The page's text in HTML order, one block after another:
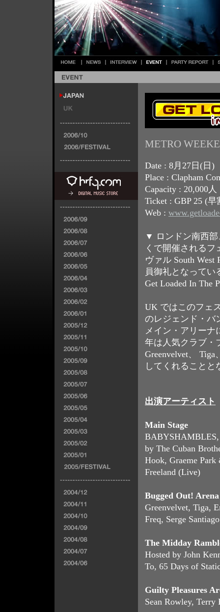
METRO
Date : 8月27日(日)
Place : Clapham
Capacity : 20,000人
Ticket : GBP 25 (
Web :
▼ ロンドン南西部
くで開催される
ヴァル South
員御礼となってい
Get Loaded In The
UK ではこのフェ
のレジェンド・バ
メイン・アリーナ
年は人気クラブ・
Greenvelvet、
してくれることと
出演アーティスト
Main Stage
BABYSHAMBLES,
by The Cuban
Hook, Graeme
Freeland (Live)
Bugged Out! Arena
Greenvelvet, Tiga,
Freq, Serge Santiago
The Midday
Hosted by John
To, 65 Days of
Guilty Pleasures
Sean Rowley,